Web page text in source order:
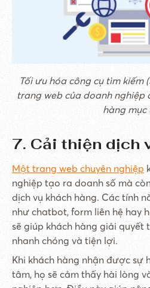
Tối ưu hóa công cụ tìm kiếm
trang web của doanh nghiệp
hàng mục
7. Cải thiện dịch
Một trang web chuyên nghiệp
nghiệp tạo ra doanh số mà
dịch vụ khách hàng. Các tính
như chatbot, form liên hệ hay
sẽ giúp khách hàng giải quyết
nhanh chóng và tiện lợi.
Khi khách hàng nhận được sự
tâm, họ sẽ cảm thấy hài lòng